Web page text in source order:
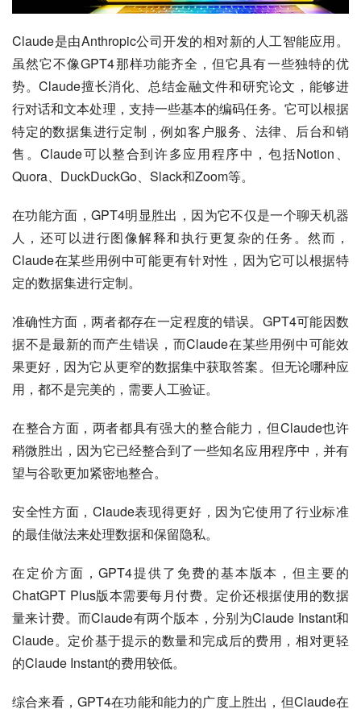
Claude是由Anthropic公司开发的相对新的人工智能应用。
虽然它不像GPT4那样功能齐全，但它具有一些独特的优
势。Claude擅长消化、总结金融文件和研究论文，能够进
行对话和文本处理，支持一些基本的编码任务。它可以根据
特定的数据集进行定制，例如客户服务、法律、后台和销
售。Claude可以整合到许多应用程序中，包括Notion、
Quora、DuckDuckGo、Slack和Zoom等。
在功能方面，GPT4明显胜出，因为它不仅是一个聊天机器
人，还可以进行图像解释和执行更复杂的任务。然而，
Claude在某些用例中可能更有针对性，因为它可以根据特
定的数据集进行定制。
准确性方面，两者都存在一定程度的错误。GPT4可能因数
据不是最新的而产生错误，而Claude在某些用例中可能效
果更好，因为它从更窄的数据集中获取答案。但无论哪种应
用，都不是完美的，需要人工验证。
在整合方面，两者都具有强大的整合能力，但Claude也许
稍微胜出，因为它已经整合到了一些知名应用程序中，并有
望与谷歌更加紧密地整合。
安全性方面，Claude表现得更好，因为它使用了行业标准
的最佳做法来处理数据和保留隐私。
在定价方面，GPT4提供了免费的基本版本，但主要的
ChatGPT Plus版本需要每月付费。定价还根据使用的数据
量来计费。而Claude有两个版本，分别为Claude Instant和
Claude。定价基于提示的数量和完成后的费用，相对更轻
的Claude Instant的费用较低。
综合来看，GPT4在功能和能力的广度上胜出，但Claude在